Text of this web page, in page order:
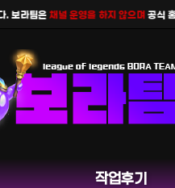
팀은채널 운영을 하지 않으며공식 홈페이
작업후기